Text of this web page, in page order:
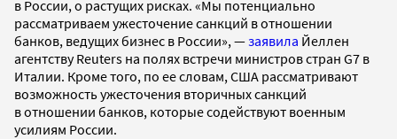
в России, о растущих рисках. «Мы потенциально
рассматриваем ужесточение санкций в отношении
банков, ведущих бизнес в России», —заявила Йеллен
агентству Reuters на полях встречи министров стран G7 в
Италии. Кроме того, по ее словам, США рассматривают
возможность ужесточения вторичных санкций
в отношении банков, которые содействуют военным
усилиям России.